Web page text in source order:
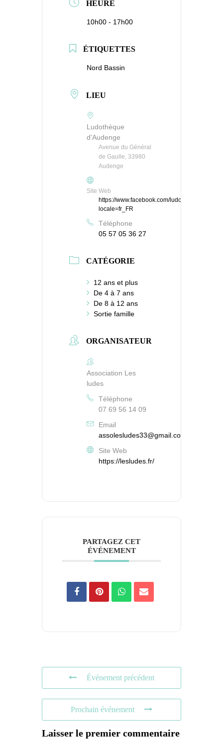
HEURE
10h00 - 17h00
ÉTIQUETTES
Nord Bassin
LIEU
Ludothèque
d'Audenge
Avenue du Général
de Gaulle, 33980
Audenge
Site Web
https://www.facebook.com/ludoaudenge/?
locale=fr_FR
Téléphone
05 57 05 36 27
CATÉGORIE
12 ans et plus
De 4 à 7 ans
De 8 à 12 ans
Sortie famille
ORGANISATEUR
Association Les
ludes
Téléphone
07 69 56 14 09
Email
assolesludes33@gmail.com
Site Web
https://lesludes.fr/
PARTAGEZ CET
ÉVÉNEMENT
Événement précédent
Prochain événement
Laisser le premier commentaire